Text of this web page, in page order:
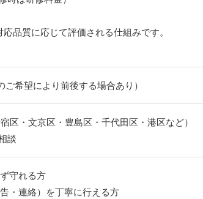
品質に応じて評価される仕組みです。
希望により前後する場合あり）
区・文京区・豊島区・千代田区・港区など）
談
守れる方
・連絡）を丁寧に行える方